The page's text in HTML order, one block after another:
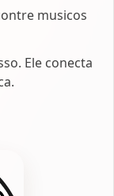
musicos
Ele conecta